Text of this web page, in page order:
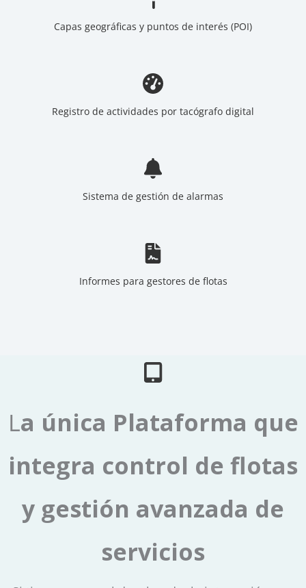
Capas geográficas y puntos de interés (POI)
Registro de actividades por tacógrafo digital
Sistema de gestión de alarmas
Informes para gestores de flotas
La única Plataforma que
integra control de flotas
y gestión avanzada de
servicios